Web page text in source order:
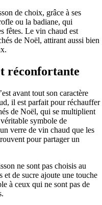
de choix, grâce à ses
ou la badiane, qui
fêtes. Le vin chaud est
de Noël, attirant aussi bien
réconfortante
avant tout son caractère
il est parfait pour réchauffer
de Noël, qui se multiplient
symbole de
verre de vin chaud que les
pour partager un
ne sont pas choisis au
et de sucre ajoute une touche
à ceux qui ne sont pas de